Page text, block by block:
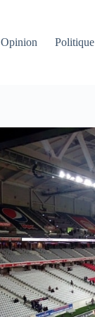
Opinion Politique